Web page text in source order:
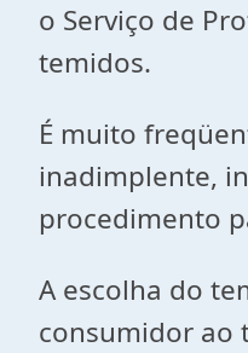
o Serviço de
temidos.
É muito
inadimplente,
procedimento
A escolha do
consumidor ao